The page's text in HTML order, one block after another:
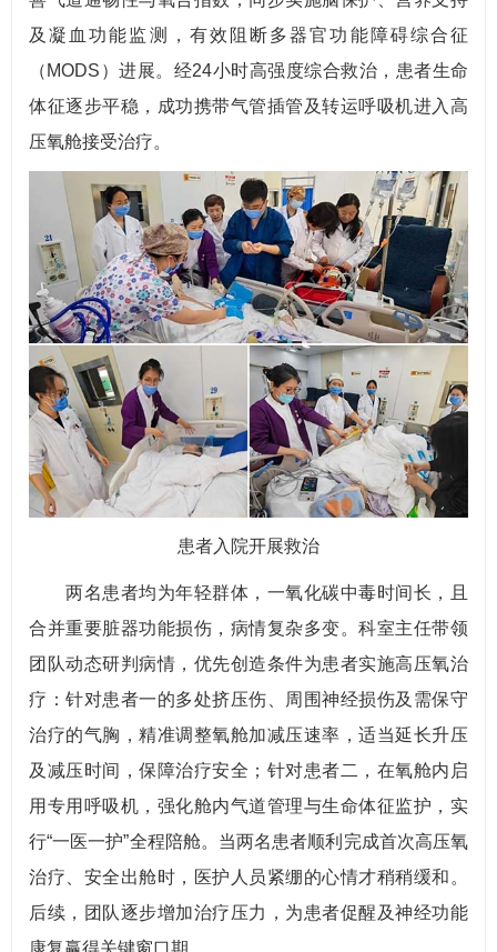
及凝血功能监测，有效阻断多器官功能障碍综合征
（MODS）进展。经24小时高强度综合救治，患者生命
体征逐步平稳，成功携带气管插管及转运呼吸机进入高
压氧舱接受治疗。
患者入院开展救治
两名患者均为年轻群体，一氧化碳中毒时间长，且
合并重要脏器功能损伤，病情复杂多变。科室主任带领
团队动态研判病情，优先创造条件为患者实施高压氧治
疗：针对患者一的多处挤压伤、周围神经损伤及需保守
治疗的气胸，精准调整氧舱加减压速率，适当延长升压
及减压时间，保障治疗安全；针对患者二，在氧舱内启
用专用呼吸机，强化舱内气道管理与生命体征监护，实
行“一医一护”全程陪舱。当两名患者顺利完成首次高压氧
治疗、安全出舱时，医护人员紧绷的心情才稍稍缓和。
后续，团队逐步增加治疗压力，为患者促醒及神经功能